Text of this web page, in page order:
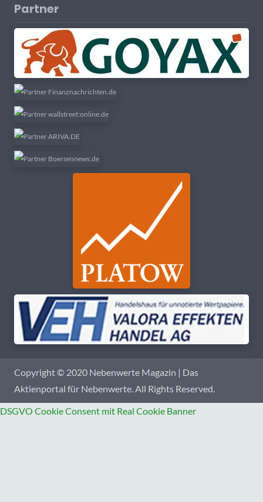
Partner
Copyright © 2020 Nebenwerte Magazin | Das
Aktienportal für Nebenwerte. All Rights Reserved.
DSGVO Cookie Consent mit Real Cookie Banner